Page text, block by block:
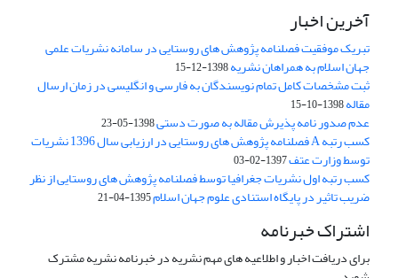
آخرین اخبار
تبریک موفقیت فصلنامه پژوهش های روستایی در سامانه نشریات علمی
جهان اسلام به همراهان نشریه1398-12-15
ثبت مشخصات کامل تمام نویسندگان به فارسی و انگلیسی در زمان ارسال
مقاله1398-10-15
عدم صدور نامه پذیرش مقاله به صورت دستی1398-05-23
کسب رتبه A فصلنامه پژوهش های روستایی در ارزیابی سال 1396 نشریات
توسط وزارت عتف1397-02-03
کسب رتبه اول نشریات جغرافیا توسط فصلنامه پژوهش های روستایی از نظر
ضریب تاثیر در پایگاه استنادی علوم جهان اسلام1395-04-21
اشتراک خبرنامه
برای دریافت اخبار و اطلاعیه های مهم نشریه در خبرنامه نشریه مشترک